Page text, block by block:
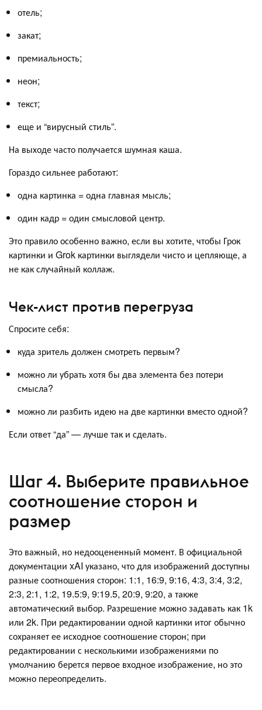
отель;
закат;
премиальность;
неон;
текст;
еще и “вирусный стиль”.
На выходе часто получается шумная каша.
Гораздо сильнее работают:
одна картинка = одна главная мысль;
один кадр = один смысловой центр.
Это правило особенно важно, если вы хотите, чтобы Грок
картинки и Grok картинки выглядели чисто и цепляюще, а
не как случайный коллаж.
Чек-лист против перегруза
Спросите себя:
куда зритель должен смотреть первым?
можно ли убрать хотя бы два элемента без потери
смысла?
можно ли разбить идею на две картинки вместо одной?
Если ответ “да” — лучше так и сделать.
Шаг 4. Выберите правильное
соотношение сторон и
размер
Это важный, но недооцененный момент. В официальной
документации xAI указано, что для изображений доступны
разные соотношения сторон: 1:1, 16:9, 9:16, 4:3, 3:4, 3:2,
2:3, 2:1, 1:2, 19.5:9, 9:19.5, 20:9, 9:20, а также
автоматический выбор. Разрешение можно задавать как 1k
или 2k. При редактировании одной картинки итог обычно
сохраняет ее исходное соотношение сторон; при
редактировании с несколькими изображениями по
умолчанию берется первое входное изображение, но это
можно переопределить.